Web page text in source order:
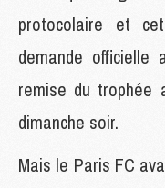
protocolaire et
demande
remise du trophée
dimanche soir.
Mais le Paris FC